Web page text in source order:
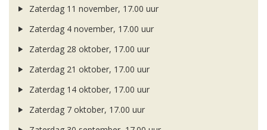
Zaterdag 11 november, 17.00 uur
Zaterdag 4 november, 17.00 uur
Zaterdag 28 oktober, 17.00 uur
Zaterdag 21 oktober, 17.00 uur
Zaterdag 14 oktober, 17.00 uur
Zaterdag 7 oktober, 17.00 uur